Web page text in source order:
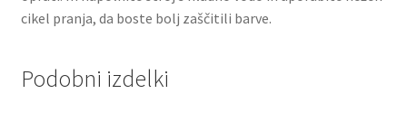
cikel pranja, da boste bolj zaščitili barve.
Podobni izdelki